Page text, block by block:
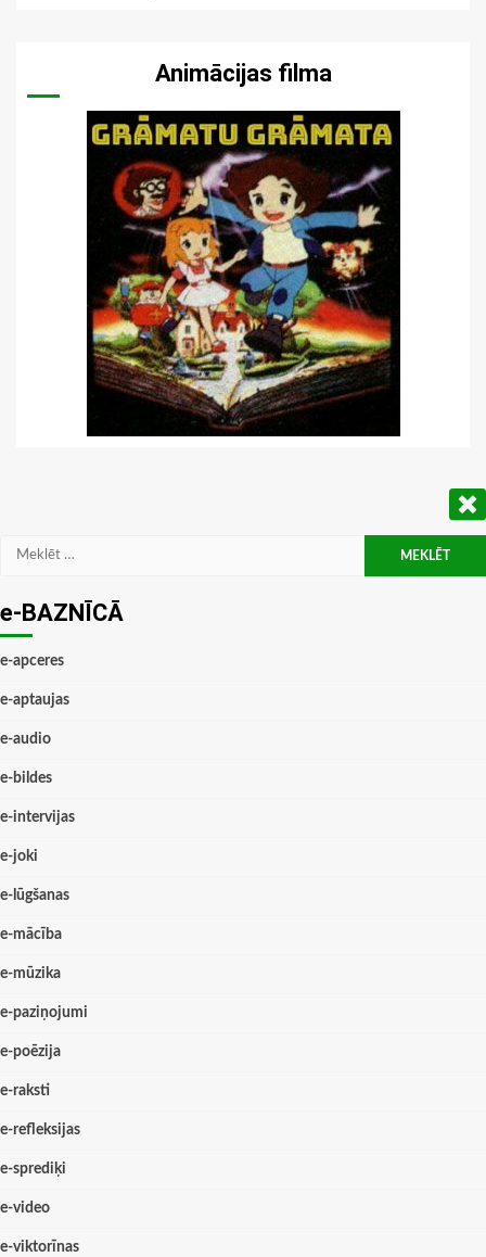
Animācijas filma
Meklēt:
e-BAZNĪCĀ
e-apceres
e-aptaujas
e-audio
e-bildes
e-intervijas
e-joki
e-lūgšanas
e-mācība
e-mūzika
e-paziņojumi
e-poēzija
e-raksti
e-refleksijas
e-sprediķi
e-video
e-viktorīnas